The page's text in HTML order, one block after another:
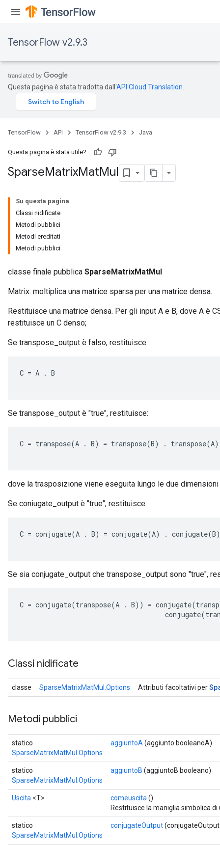
TensorFlow v2.9.3
Questa pagina è stata tradotta dall'API Cloud Translation
TensorFlow API TensorFlow v2.9.3 Java
Questa pagina è stata utile?
SparseMatrixMatMul
Su questa pagina
Classi nidificate
Metodi pubblici
Metodi ereditati
Metodi pubblici
classe finale pubblica SparseMatrixMatMul
Matrix: moltiplica una matrice sparsa per una matrice densa.
Restituisce una matrice densa. Per gli input A e B, dove A è
restituisce un C denso;
Se transpose_output è falso, restituisce:
C = A . B
Se transpose_output è "true", restituisce:
C = transpose(A . B) = transpose(B) . transpose(A)
dove la trasposizione viene eseguita lungo le due
Se coniugate_output è "true", restituisce:
C = conjugate(A . B) = conjugate(A) . conjugate(B)
Se sia conjugate_output che transpose_output sono "true",
C = conjugate(transpose(A . B)) = conjugate(
conjugate(
Classi nidificate
classe SparseMatrixMatMul.Options Attributi facoltativi per
Metodi pubblici
statico
SparseMatrixMatMul.Options
aggiuntoA (aggiunto booleanoA)
statico
SparseMatrixMatMul.Options
aggiuntoB (aggiuntoB booleano)
Uscita <T> comeuscita ()
Restituisce la maniglia simbolica di
statico
SparseMatrixMatMul.Options
conjugateOutput